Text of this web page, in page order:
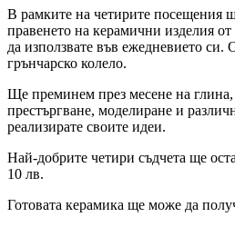
В рамките на четирите посещения
правенето на керамични изделия
да използвате във ежедневието си.
грънчарско колело.
Ще преминем през месене на
престъргване, моделиране и
реализирате своите идеи.
Най-добрите четири съдчета ще
10 лв.
Готовата керамика ще може да